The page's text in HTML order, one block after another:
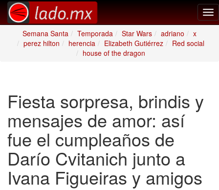
Semana Santa
Temporada Star Wars adriano
x
perez hilton
herencia Elizabeth Gutiérrez
Red social
house of the dragon
Fiesta sorpresa, brindis y
mensajes de amor: así
fue el cumpleaños de
Darío Cvitanich junto a
Ivana Figueiras y amigos